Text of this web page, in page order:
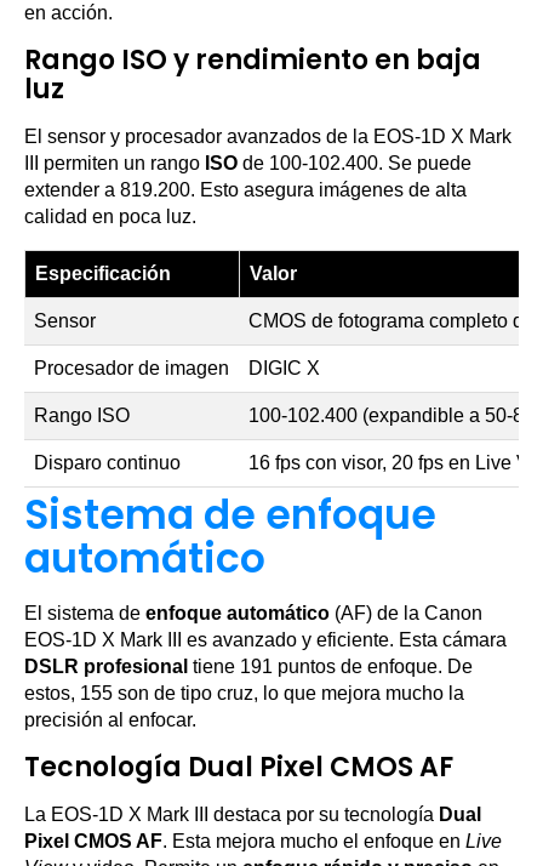
en acción.
Rango ISO y rendimiento en baja
luz
El sensor y procesador avanzados de la EOS-1D X Mark
III permiten un rango ISO de 100-102.400. Se puede
extender a 819.200. Esto asegura imágenes de alta
calidad en poca luz.
Especificación Valor
Sensor CMOS de fotograma completo de
Procesador de imagen DIGIC X
Rango ISO 100-102.400 (expandible a 50-
Disparo continuo 16 fps con visor, 20 fps en Live
Sistema de enfoque
automático
El sistema de enfoque automático (AF) de la Canon
EOS-1D X Mark III es avanzado y eficiente. Esta cámara
DSLR profesional tiene 191 puntos de enfoque. De
estos, 155 son de tipo cruz, lo que mejora mucho la
precisión al enfocar.
Tecnología Dual Pixel CMOS AF
La EOS-1D X Mark III destaca por su tecnología Dual
Pixel CMOS AF. Esta mejora mucho el enfoque en Live